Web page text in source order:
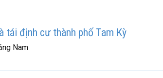
tái định cư thành phố Tam Kỳ
Nam